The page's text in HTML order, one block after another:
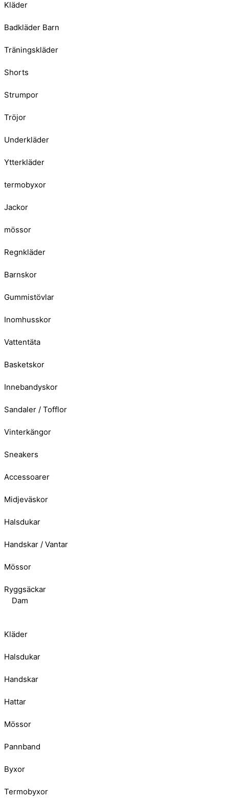
Kläder
Badkläder Barn
Träningskläder
Shorts
Strumpor
Tröjor
Underkläder
Ytterkläder
termobyxor
Jackor
mössor
Regnkläder
Barnskor
Gummistövlar
Inomhusskor
Vattentäta
Basketskor
Innebandyskor
Sandaler / Tofflor
Vinterkängor
Sneakers
Accessoarer
Midjeväskor
Halsdukar
Handskar / Vantar
Mössor
Ryggsäckar
Dam
Kläder
Halsdukar
Handskar
Hattar
Mössor
Pannband
Byxor
Termobyxor